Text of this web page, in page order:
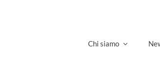
Chi siamo